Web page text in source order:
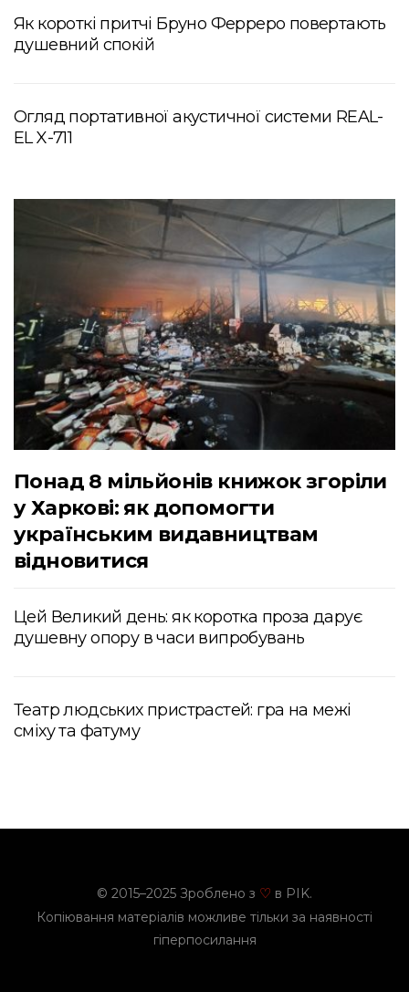
Як короткі притчі Бруно Ферреро повертають
душевний спокій
Огляд портативної акустичної системи REAL-
EL X-711
Понад 8 мільйонів книжок згоріли
у Харкові: як допомогти
українським видавництвам
відновитися
Цей Великий день: як коротка проза дарує
душевну опору в часи випробувань
Театр людських пристрастей: гра на межі
сміху та фатуму
© 2015–2025 Зроблено з ♡ в PIK.
Копіювання матеріалів можливе тільки за наявності
гіперпосилання